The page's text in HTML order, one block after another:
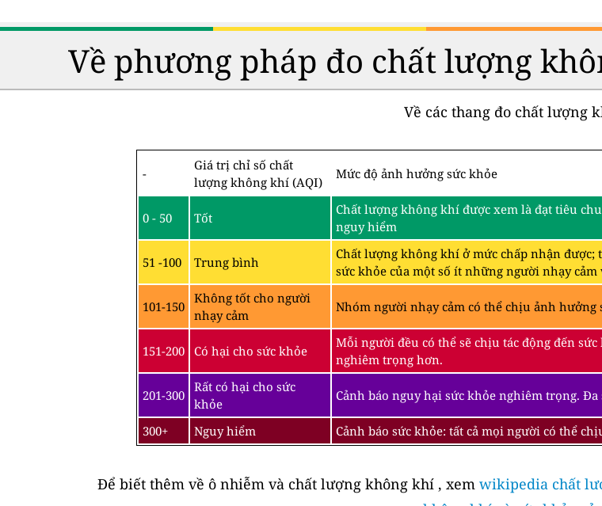
Về phương pháp đo chất lượng
Về các thang đo chất lượng
-
Giá trị chỉ số chất
lượng không khí (AQI)
Mức độ ảnh hưởng sức khỏe
0 - 50 Tốt
Chất lượng không khí được xem là đạt tiêu
nguy hiểm
51 -100 Trung bình
Chất lượng không khí ở mức chấp nhận
sức khỏe của một số ít những người nhạy
101-150
Không tốt cho người
nhạy cảm
Nhóm người nhạy cảm có thể chịu ảnh hưởng
151-200 Có hại cho sức khỏe
Mỗi người đều có thể sẽ chịu tác động đến
nghiêm trọng hơn.
201-300
Rất có hại cho sức
khỏe
Cảnh báo nguy hại sức khỏe nghiêm trọng.
300+ Nguy hiểm Cảnh báo sức khỏe: tất cả mọi người có thể
Để biết thêm về ô nhiễm và chất lượng không khí , xem wikipedia chất